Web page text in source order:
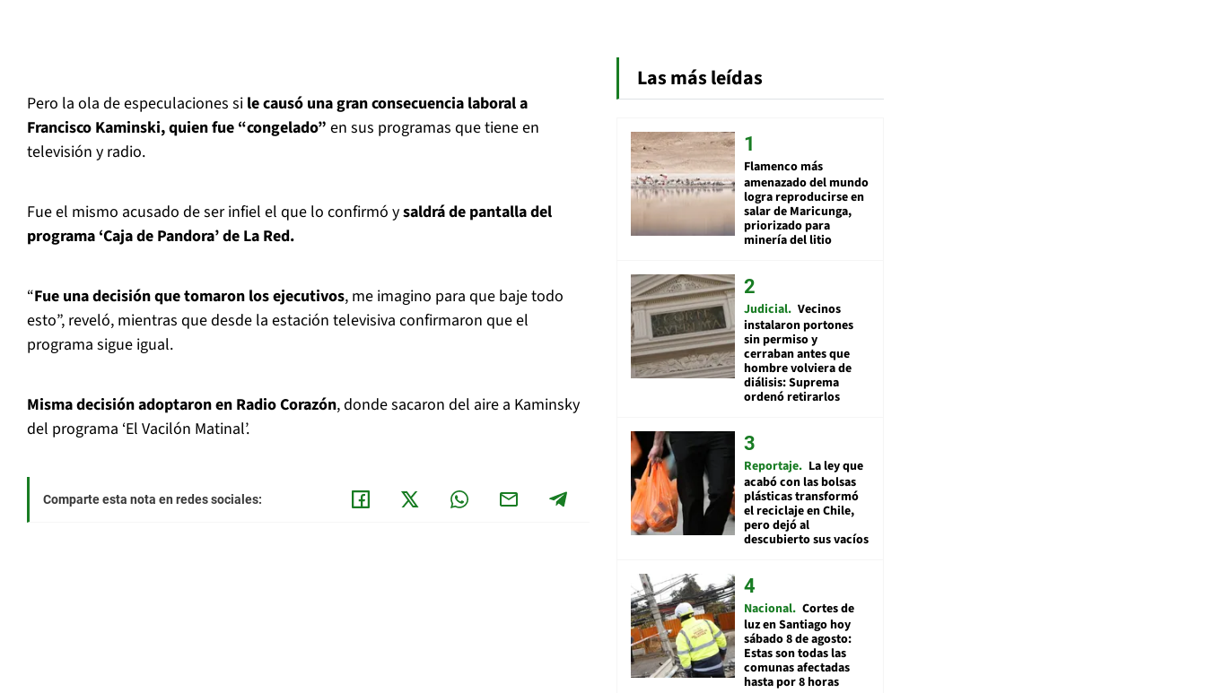
Pero la ola de especulaciones si le causó una gran consecuencia laboral a
Francisco Kaminski, quien fue “congelado” en sus programas que tiene en
televisión y radio.
Fue el mismo acusado de ser infiel el que lo confirmó ysaldrá de pantalla del
programa ‘Caja de Pandora’ de La Red.
“Fue una decisión que tomaron los ejecutivos, me imagino para que baje todo
esto”, reveló, mientras que desde la estación televisiva confirmaron que el
programa sigue igual.
Misma decisión adoptaron en Radio Corazón, donde sacaron del aire a Kaminsky
del programa ‘El Vacilón Matinal’.
Comparte esta nota en redes sociales:
Las más leídas
Flamenco más
amenazado del mundo
logra reproducirse en
salar de Maricunga,
priorizado para
minería del litio
Judicial Vecinos
instalaron portones
sin permiso y
cerraban antes que
hombre volviera de
diálisis: Suprema
ordenó retirarlos
Reportaje La ley que
acabó con las bolsas
plásticas transformó
el reciclaje en Chile,
pero dejó al
descubierto sus vacíos
Nacional Cortes de
luz en Santiago hoy
sábado 8 de agosto:
Estas son todas las
comunas afectadas
hasta por 8 horas